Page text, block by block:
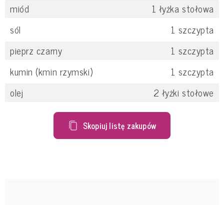
miód
1 łyżka stołowa
sól
1 szczypta
pieprz czarny
1 szczypta
kumin (kmin rzymski)
1 szczypta
olej
2 łyżki stołowe
Skopiuj listę zakupów